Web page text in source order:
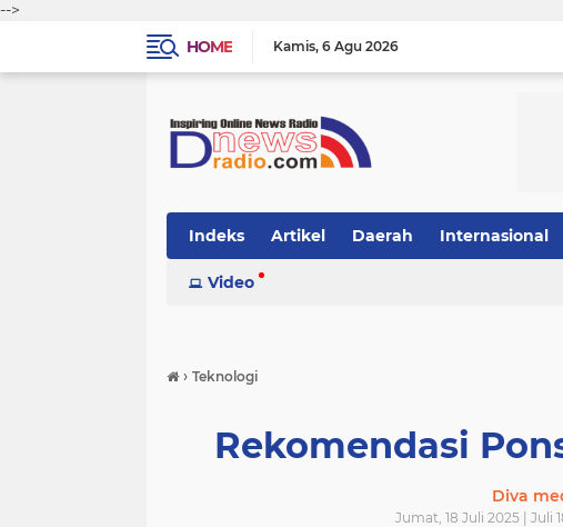
-->
HOME
Kamis 6 Agu 2026
Indeks Artikel Daerah Internasional
Video
› Teknologi
Rekomendasi
Diva
Jumat, 18 Juli 2025 | Juli